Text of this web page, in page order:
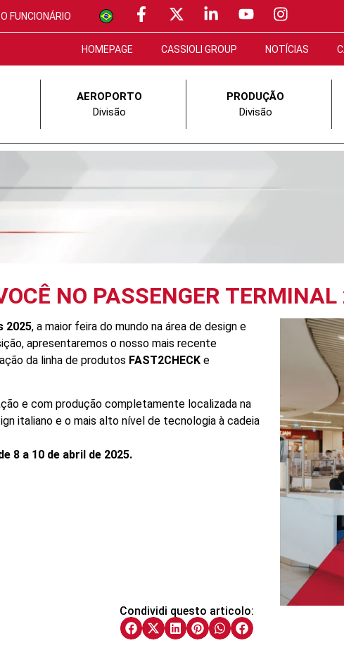
FUNCIONÁRIO
HOMEPAGE CASSIOLI GROUP NOTÍCIAS
AEROPORTO
Divisão
PRODUÇÃO
Divisão
NO PASSENGER
2025, a maior feira do mundo na área de design e
apresentaremos o nosso mais recente
da linha de produtos FAST2CHECK e
e com produção completamente localizada na
italiano e o mais alto nível de tecnologia à cadeia
8 a 10 de abril de 2025.
Condividi questo articolo: